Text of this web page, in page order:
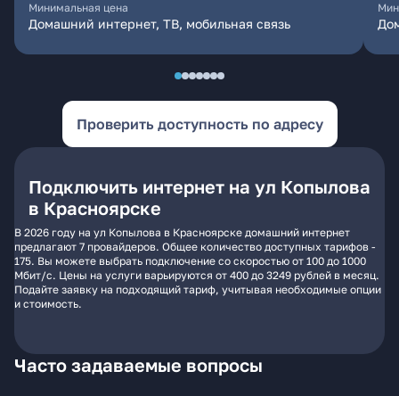
Минимальная цена
Домашний интернет, ТВ, мобильная связь
Проверить доступность по адресу
Подключить интернет на ул Копылова
в Красноярске
В 2026 году на ул Копылова в Красноярске домашний интернет
предлагают 7 провайдеров. Общее количество доступных тарифов -
175. Вы можете выбрать подключение со скоростью от 100 до 1000
Мбит/с. Цены на услуги варьируются от 400 до 3249 рублей в месяц.
Подайте заявку на подходящий тариф, учитывая необходимые опции
и стоимость.
Часто задаваемые вопросы